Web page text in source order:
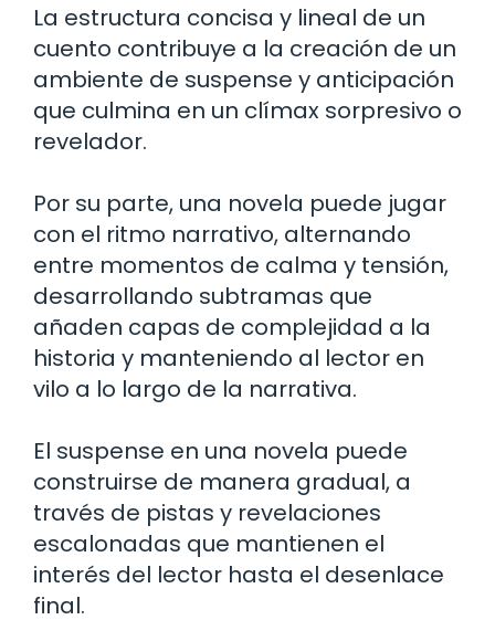
La estructura concisa y lineal de un
cuento contribuye a la creación de un
ambiente de suspense y anticipación
que culmina en un clímax sorpresivo o
revelador.
Por su parte, una novela puede jugar
con el ritmo narrativo, alternando
entre momentos de calma y tensión,
desarrollando subtramas que
añaden capas de complejidad a la
historia y manteniendo al lector en
vilo a lo largo de la narrativa.
El suspense en una novela puede
construirse de manera gradual, a
través de pistas y revelaciones
escalonadas que mantienen el
interés del lector hasta el desenlace
final.